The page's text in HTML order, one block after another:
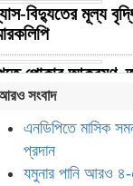
বিদ্যুতের মূল্য
পোকার আক্রমণ,
সংবাদ
এনডিপিতে মাসিক
প্রদান
যমুনার পানি আরও ৪-